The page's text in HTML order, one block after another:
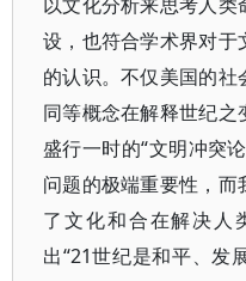
设，也符合学术界对
的认识。不仅美国的社
同等概念在解释世纪
盛行一时的“文明冲突
问题的极端重要性，而
了文化和合在解决人
出“21世纪是和平、发